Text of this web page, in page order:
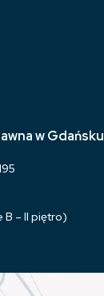
w Gdańsku
– II piętro)